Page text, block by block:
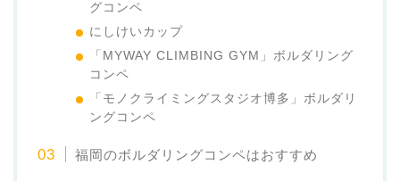
グコンペ
にしけいカップ
「MYWAY CLIMBING GYM」ボルダリング
コンペ
「モノクライミングスタジオ博多」ボルダリ
ングコンペ
福岡のボルダリングコンペはおすすめ